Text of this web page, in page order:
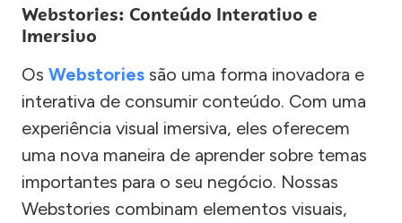
Webstories: Conteúdo Interativo e
Imersivo
Os Webstories são uma forma inovadora e
interativa de consumir conteúdo. Com uma
experiência visual imersiva, eles oferecem
uma nova maneira de aprender sobre temas
importantes para o seu negócio. Nossas
Webstories combinam elementos visuais,